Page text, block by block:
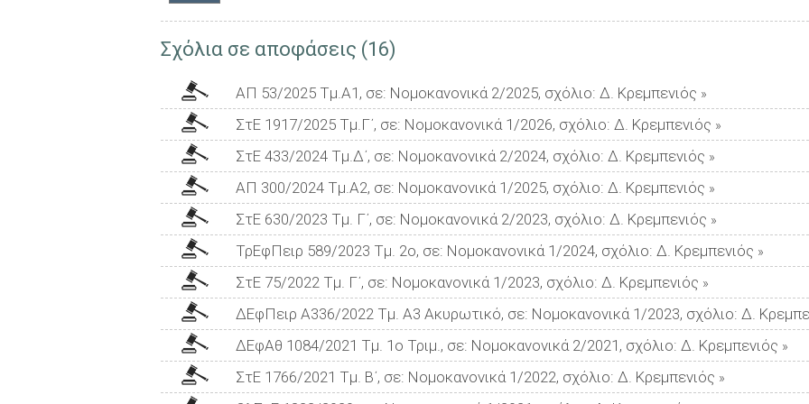
Σχόλια σε αποφάσεις (16)
ΑΠ 53/2025 Τμ.Α1, σε: Νομοκανονικά 2/2025, σχόλιο: Δ. Κρεμπενιός »
ΣτΕ 1917/2025 Τμ.Γ΄, σε: Νομοκανονικά 1/2026, σχόλιο: Δ. Κρεμπενιός »
ΣτΕ 433/2024 Τμ.Δ΄, σε: Νομοκανονικά 2/2024, σχόλιο: Δ. Κρεμπενιός »
ΑΠ 300/2024 Τμ.Α2, σε: Νομοκανονικά 1/2025, σχόλιο: Δ. Κρεμπενιός »
ΣτΕ 630/2023 Τμ. Γ΄, σε: Νομοκανονικά 2/2023, σχόλιο: Δ. Κρεμπενιός »
ΤρΕφΠειρ 589/2023 Τμ. 2ο, σε: Νομοκανονικά 1/2024, σχόλιο: Δ. Κρεμπενιός »
ΣτΕ 75/2022 Τμ. Γ΄, σε: Νομοκανονικά 1/2023, σχόλιο: Δ. Κρεμπενιός »
ΔΕφΠειρ Α336/2022 Τμ. Α3 Ακυρωτικό, σε: Νομοκανονικά 1/2023, σχόλιο: Δ.
ΔΕφΑθ 1084/2021 Τμ. 1ο Τριμ., σε: Νομοκανονικά 2/2021, σχόλιο: Δ. Κρεμπενιός »
ΣτΕ 1766/2021 Τμ. Β΄, σε: Νομοκανονικά 1/2022, σχόλιο: Δ. Κρεμπενιός »